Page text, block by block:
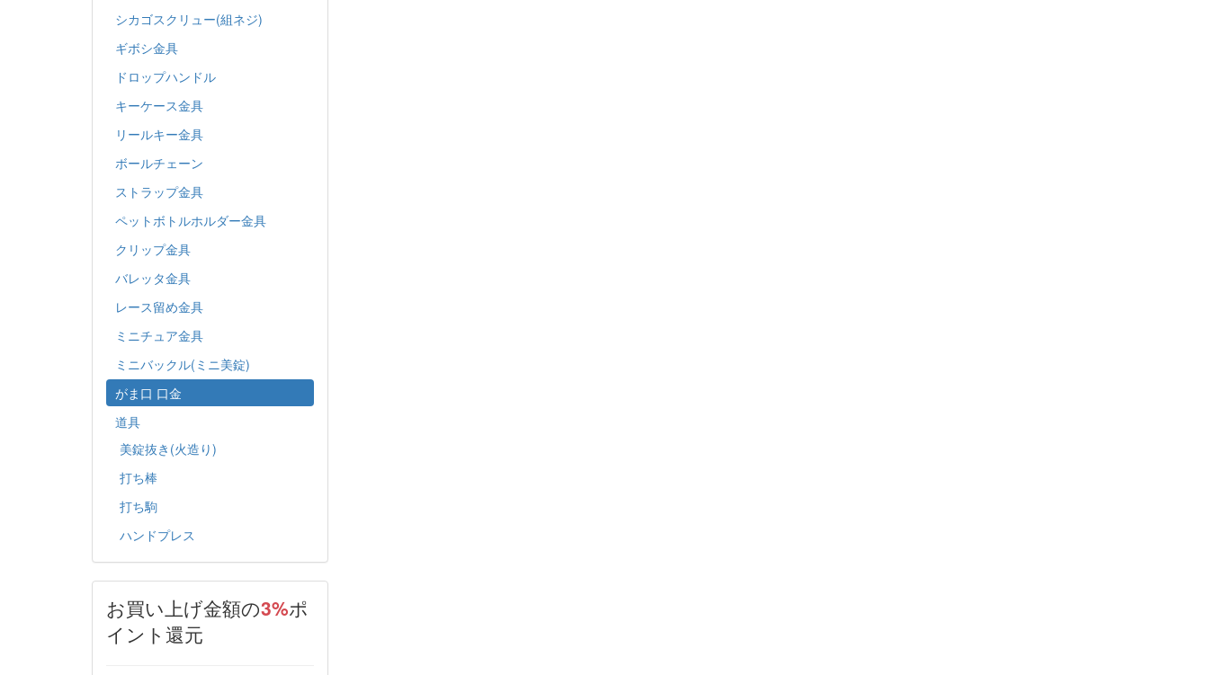
シカゴスクリュー(組ネジ)
ギボシ金具
ドロップハンドル
キーケース金具
リールキー金具
ボールチェーン
ストラップ金具
ペットボトルホルダー金具
クリップ金具
バレッタ金具
レース留め金具
ミニチュア金具
ミニバックル(ミニ美錠)
がま口 口金
道具
美錠抜き(火造り)
打ち棒
打ち駒
ハンドプレス
お買い上げ金額の3%ポ
イント還元